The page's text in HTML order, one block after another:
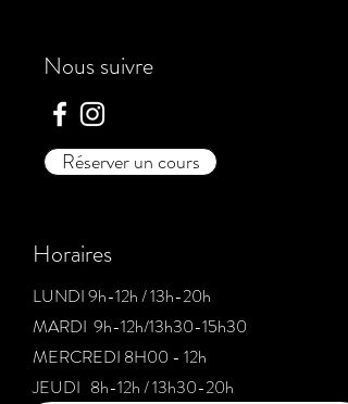
Nous suivre
Réserver un cours
Horaires
LUNDI 9h-12h / 13h-20h
MARDI 9h-12h/13h30-15h30
MERCREDI 8H00 - 12h
JEUDI 8h-12h / 13h30-20h